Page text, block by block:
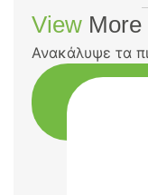
View More
Ανακάλυψε τα